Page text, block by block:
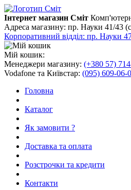
Інтернет магазин Сміт
Адреса магазину: пр. Науки 41/43
Корпоративний відділ: пр. Науки
Мій кошик:
Менеджери магазину: (+380 57)
Vodafone та Київстар: (095) 609-06-
Головна
Каталог
Як замовити ?
Доставка та оплата
Розстрочки та кредити
Контакти